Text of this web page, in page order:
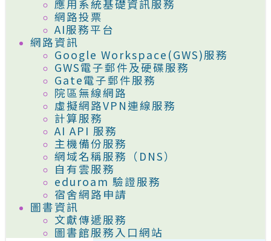
應用系統基礎資訊服務
網路投票
AI服務平台
網路資訊
Google Workspace(GWS)服務
GWS電子郵件及硬碟服務
Gate電子郵件服務
院區無線網路
虛擬網路VPN連線服務
計算服務
AI API 服務
主機備份服務
網域名稱服務（DNS）
自有雲服務
eduroam 驗證服務
宿舍網路申請
圖書資訊
文獻傳遞服務
圖書館服務入口網站